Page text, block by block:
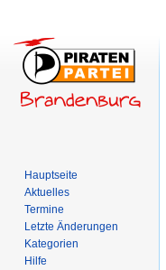
Hauptseite
Aktuelles
Termine
Letzte Änderungen
Kategorien
Hilfe